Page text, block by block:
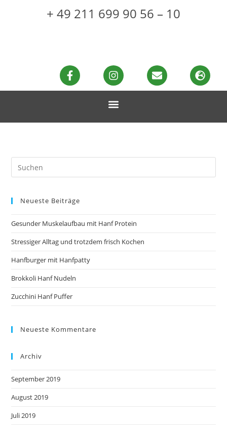
+ 49 211 699 90 56 – 10
Neueste Beiträge
Gesunder Muskelaufbau mit Hanf Protein
Stressiger Alltag und trotzdem frisch Kochen
Hanfburger mit Hanfpatty
Brokkoli Hanf Nudeln
Zucchini Hanf Puffer
Neueste Kommentare
Archiv
September 2019
August 2019
Juli 2019